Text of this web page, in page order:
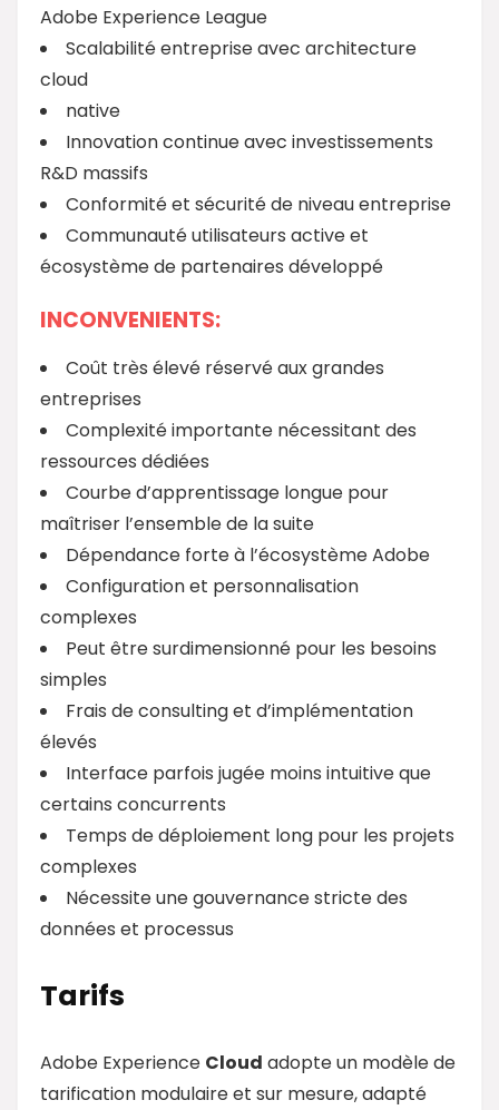
Adobe Experience League
Scalabilité entreprise avec architecture
cloud
native
Innovation continue avec investissements
R&D massifs
Conformité et sécurité de niveau entreprise
Communauté utilisateurs active et
écosystème de partenaires développé
INCONVENIENTS:
Coût très élevé réservé aux grandes
entreprises
Complexité importante nécessitant des
ressources dédiées
Courbe d’apprentissage longue pour
maîtriser l’ensemble de la suite
Dépendance forte à l’écosystème Adobe
Configuration et personnalisation
complexes
Peut être surdimensionné pour les besoins
simples
Frais de consulting et d’implémentation
élevés
Interface parfois jugée moins intuitive que
certains concurrents
Temps de déploiement long pour les projets
complexes
Nécessite une gouvernance stricte des
données et processus
Tarifs
Adobe Experience Cloud adopte un modèle de
tarification modulaire et sur mesure, adapté